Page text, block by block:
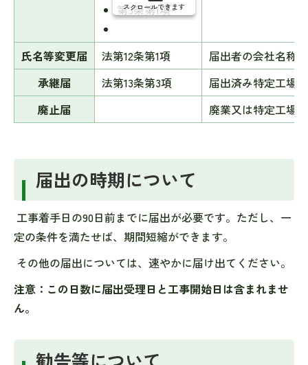
第3条第1項
氏名等変更届 法第12条第1項
届出者の会社名称
承継届
法第13条第3項
届出済み特定工場
廃止届
廃業又は特定工場
スクロールできます
届出の時期について
工事着手日の90日前までに届出が必要です。ただし、一
定の条件を満たせば、期間短縮ができます。
その他の届出については、速やかに届け出てください。
注意：この日数に届出受理日と工事開始日は含まれませ
ん。
勧告等について